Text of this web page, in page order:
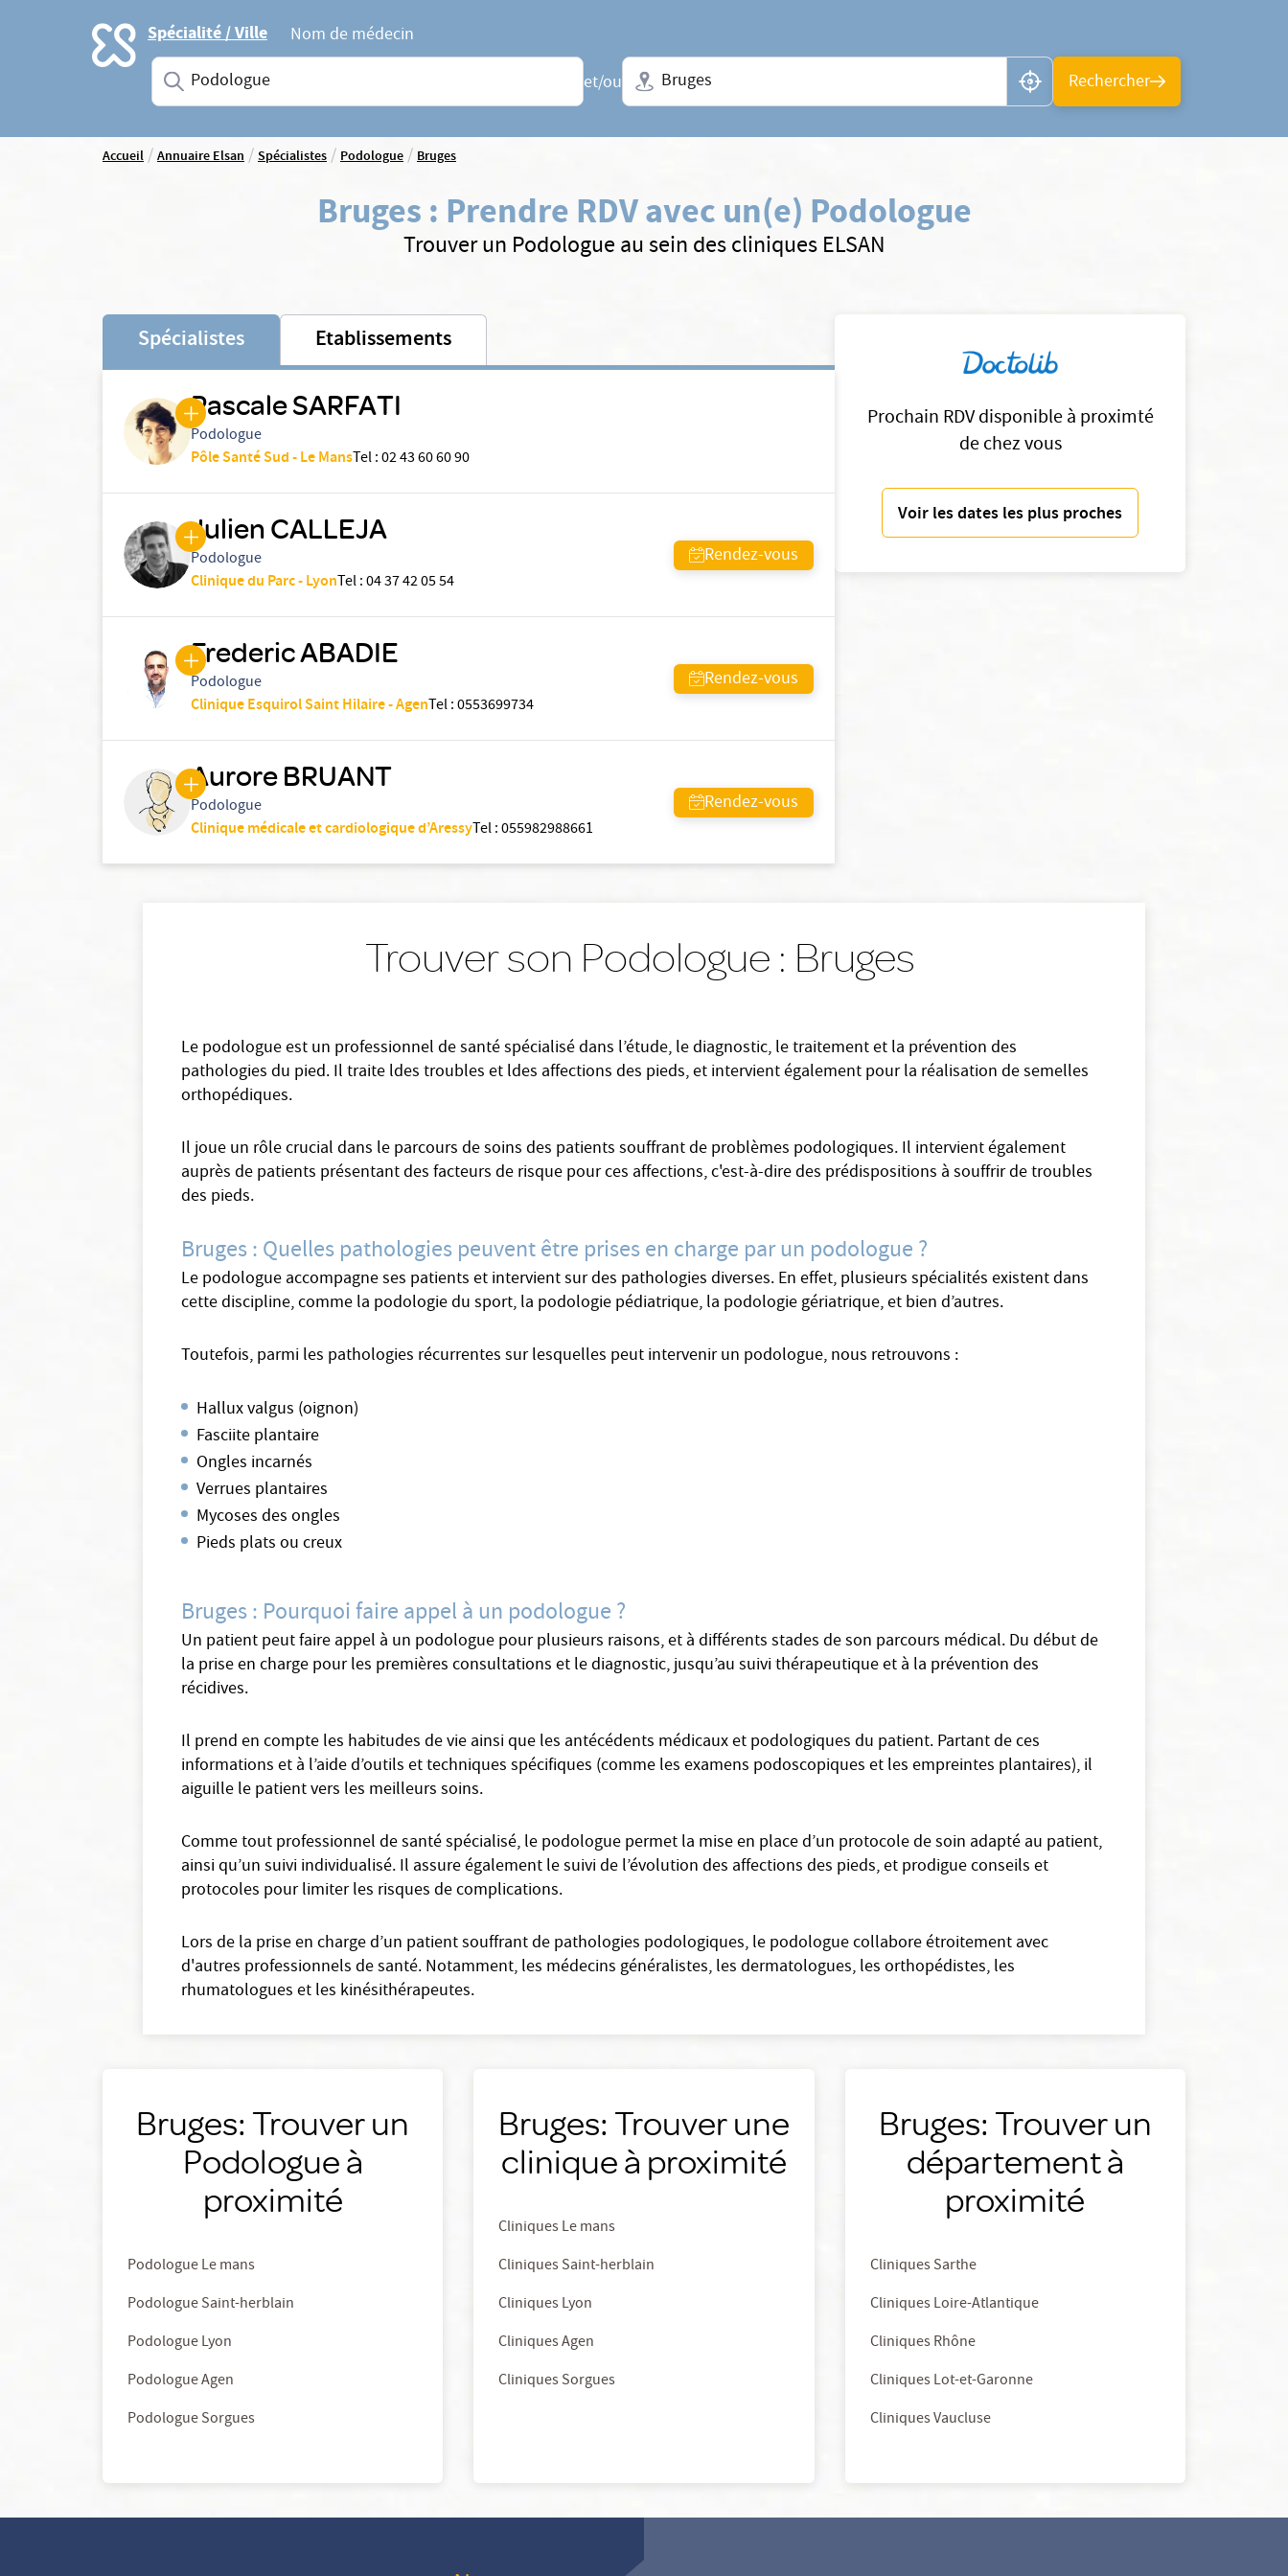
Accueil Spécialité / Ville
Nom de médecin
Saisissez une spécialité ou un service
et/ou
Ville + N° de département, région ou CP
Rechercher
Accueil/Annuaire Elsan/Spécialistes/Podologue/Bruges
Bruges : Prendre RDV avec un(e) Podologue
Trouver un Podologue au sein des cliniques ELSAN
Prochain RDV disponible à proximté
de chez vous
Voir les dates les plus proches
Spécialistes Etablissements
Pascale SARFATI
Podologue
Pôle Santé Sud - Le MansTel:02 43 60 60 90
Julien CALLEJA
Podologue
Clinique du Parc - LyonTel:04 37 42 05 54
Rendez-vous
Frederic ABADIE
Podologue
Clinique Esquirol Saint Hilaire - AgenTel:0553699734
Rendez-vous
Aurore BRUANT
Podologue
Clinique médicale et cardiologique d’AressyTel:055982988661
Rendez-vous
Trouver son Podologue : Bruges
Le podologue est un professionnel de santé spécialisé dans l’étude, le diagnostic, le traitement et la prévention des
pathologies du pied. Il traite ldes troubles et ldes affections des pieds, et intervient également pour la réalisation de semelles
orthopédiques.
Il joue un rôle crucial dans le parcours de soins des patients souffrant de problèmes podologiques. Il intervient également
auprès de patients présentant des facteurs de risque pour ces affections, c'est-à-dire des prédispositions à souffrir de troubles
des pieds.
Bruges : Quelles pathologies peuvent être prises en charge par un podologue ?
Le podologue accompagne ses patients et intervient sur des pathologies diverses. En effet, plusieurs spécialités existent dans
cette discipline, comme la podologie du sport, la podologie pédiatrique, la podologie gériatrique, et bien d’autres.
Toutefois, parmi les pathologies récurrentes sur lesquelles peut intervenir un podologue, nous retrouvons :
Hallux valgus (oignon)
Fasciite plantaire
Ongles incarnés
Verrues plantaires
Mycoses des ongles
Pieds plats ou creux
Bruges : Pourquoi faire appel à un podologue ?
Un patient peut faire appel à un podologue pour plusieurs raisons, et à différents stades de son parcours médical. Du début de
la prise en charge pour les premières consultations et le diagnostic, jusqu’au suivi thérapeutique et à la prévention des
récidives.
Il prend en compte les habitudes de vie ainsi que les antécédents médicaux et podologiques du patient. Partant de ces
informations et à l’aide d’outils et techniques spécifiques (comme les examens podoscopiques et les empreintes plantaires), il
aiguille le patient vers les meilleurs soins.
Comme tout professionnel de santé spécialisé, le podologue permet la mise en place d’un protocole de soin adapté au patient,
ainsi qu’un suivi individualisé. Il assure également le suivi de l’évolution des affections des pieds, et prodigue conseils et
protocoles pour limiter les risques de complications.
Lors de la prise en charge d’un patient souffrant de pathologies podologiques, le podologue collabore étroitement avec
d'autres professionnels de santé. Notamment, les médecins généralistes, les dermatologues, les orthopédistes, les
rhumatologues et les kinésithérapeutes.
Bruges: Trouver un
Podologue à
proximité
Podologue Le mans
Podologue Saint-herblain
Podologue Lyon
Podologue Agen
Podologue Sorgues
Bruges: Trouver une
clinique à proximité
Cliniques Le mans
Cliniques Saint-herblain
Cliniques Lyon
Cliniques Agen
Cliniques Sorgues
Bruges: Trouver un
département à
proximité
Cliniques Sarthe
Cliniques Loire-Atlantique
Cliniques Rhône
Cliniques Lot-et-Garonne
Cliniques Vaucluse